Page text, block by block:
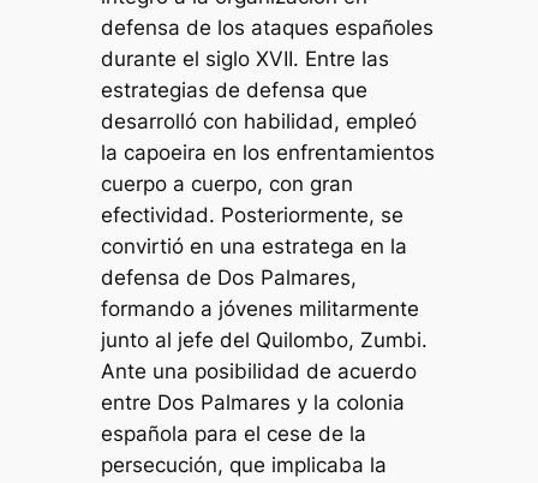
defensa de los ataques españoles
durante el siglo XVII. Entre las
estrategias de defensa que
desarrolló con habilidad, empleó
la capoeira en los enfrentamientos
cuerpo a cuerpo, con gran
efectividad. Posteriormente, se
convirtió en una estratega en la
defensa de Dos Palmares,
formando a jóvenes militarmente
junto al jefe del Quilombo, Zumbi.
Ante una posibilidad de acuerdo
entre Dos Palmares y la colonia
española para el cese de la
persecución, que implicaba la